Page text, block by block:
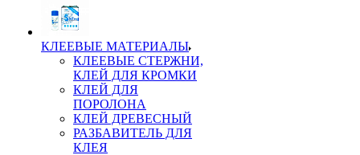
КЛЕЕВЫЕ МАТЕРИАЛЫ
КЛЕЕВЫЕ СТЕРЖНИ,
КЛЕЙ ДЛЯ КРОМКИ
КЛЕЙ ДЛЯ
ПОРОЛОНА
КЛЕЙ ДРЕВЕСНЫЙ
РАЗБАВИТЕЛЬ ДЛЯ
КЛЕЯ